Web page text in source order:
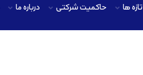
تازه ها حاکمیت شرکتی درباره ما